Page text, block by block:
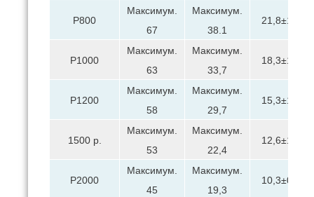
Р800
Максимум.
67
Максимум.
38.1
21,8±1,0
P1000
Максимум.
63
Максимум.
33,7
18,3±1,0
Р1200
Максимум.
58
Максимум.
29,7
15,3±1,0
1500 р.
Максимум.
53
Максимум.
22,4
12,6±1,0
P2000
Максимум.
45
Максимум.
19,3
10,3±0,8